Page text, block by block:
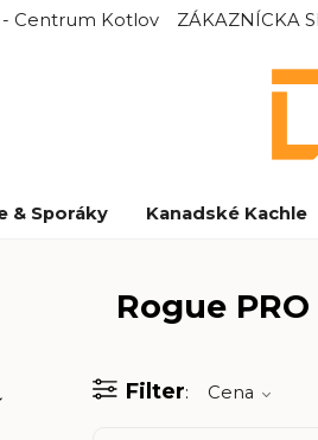
- Centrum Kotlov ZÁKAZNÍCKA
& Sporáky Kanadské Kachle
Rogue PRO
Filter Cena